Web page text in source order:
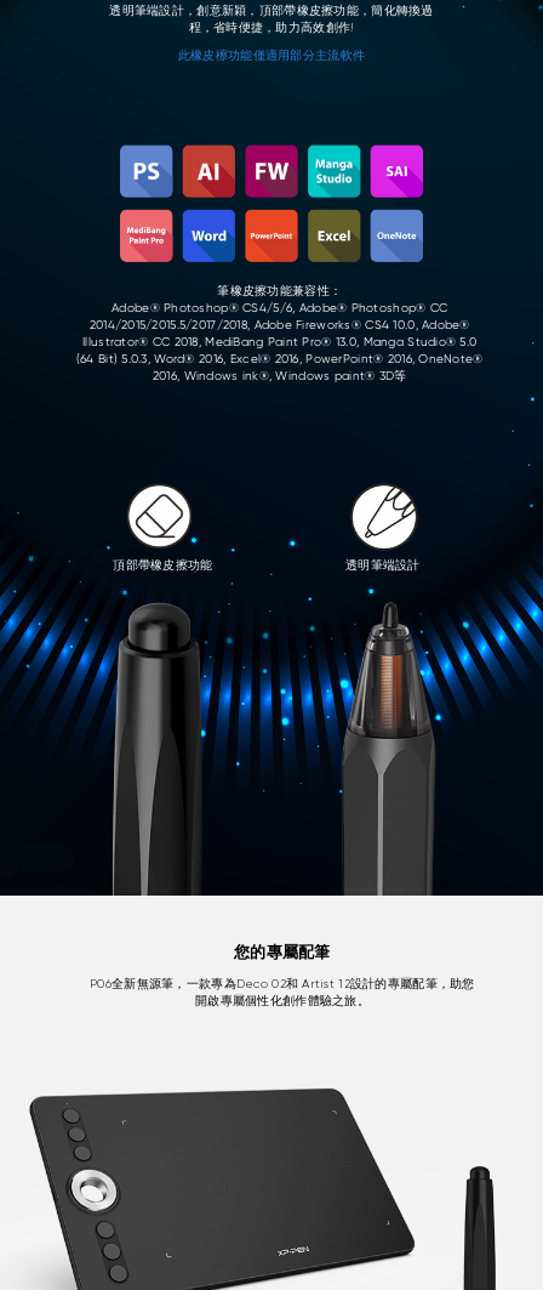
透明筆端設計，創意新穎，頂部帶橡皮擦功能，簡化轉換過
程，省時便捷，助力高效創作!
此橡皮檫功能僅適用部分主流軟件
筆橡皮擦功能兼容性：
Adobe® Photoshop® CS4/5/6, Adobe® Photoshop® CC
2014/2015/2015.5/2017/2018, Adobe Fireworks® CS4 10.0, Adobe®
Illustrator® CC 2018, MediBang Paint Pro® 13.0, Manga Studio® 5.0
(64 Bit) 5.0.3, Word® 2016, Excel® 2016, PowerPoint® 2016, OneNote®
2016, Windows ink®, Windows paint® 3D等
頂部帶橡皮擦功能 透明筆端設計
您的專屬配筆
P06全新無源筆，一款專為Deco 02和 Artist 12設計的專屬配筆，助您
開啟專屬個性化創作體驗之旅。